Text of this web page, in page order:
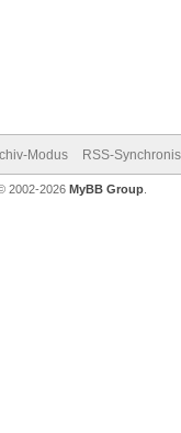
Modus RSS-
© 2002-2026 MyBB Group